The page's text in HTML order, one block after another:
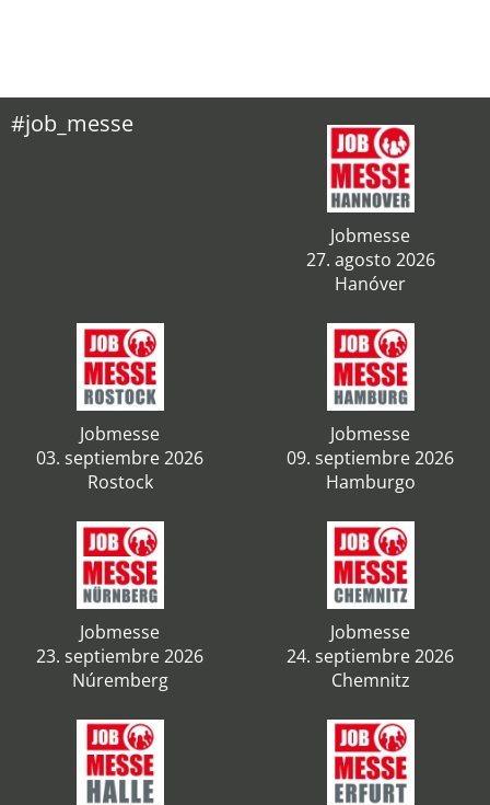
#job_messe
Jobmesse
27. agosto 2026
Hanóver
Jobmesse
03. septiembre 2026
Rostock
Jobmesse
09. septiembre 2026
Hamburgo
Jobmesse
23. septiembre 2026
Núremberg
Jobmesse
24. septiembre 2026
Chemnitz